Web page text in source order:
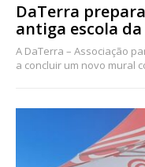
DaTerra
antiga escola
A DaTerra – Associação
a concluir um novo mural